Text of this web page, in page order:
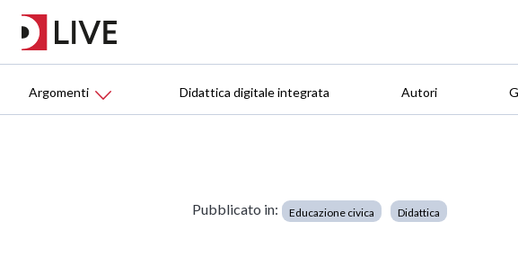
Argomenti Didattica digitale integrata Autori
Pubblicato in: Educazione civica Didattica